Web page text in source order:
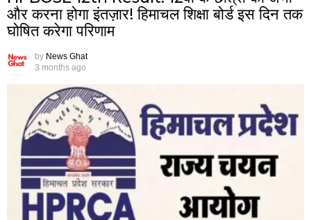
और करना होगा इंतज़ार! हिमाचल शिक्षा बोर्ड इस दिन तक
घोषित करेगा परिणाम
by News Ghat
3 months ago